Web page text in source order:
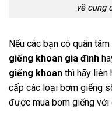
về cung
Nếu các bạn có quân
giếng khoan gia đình
giếng khoan thì hãy liên
cấp các loại bơm giếng
được mua bơm giếng với